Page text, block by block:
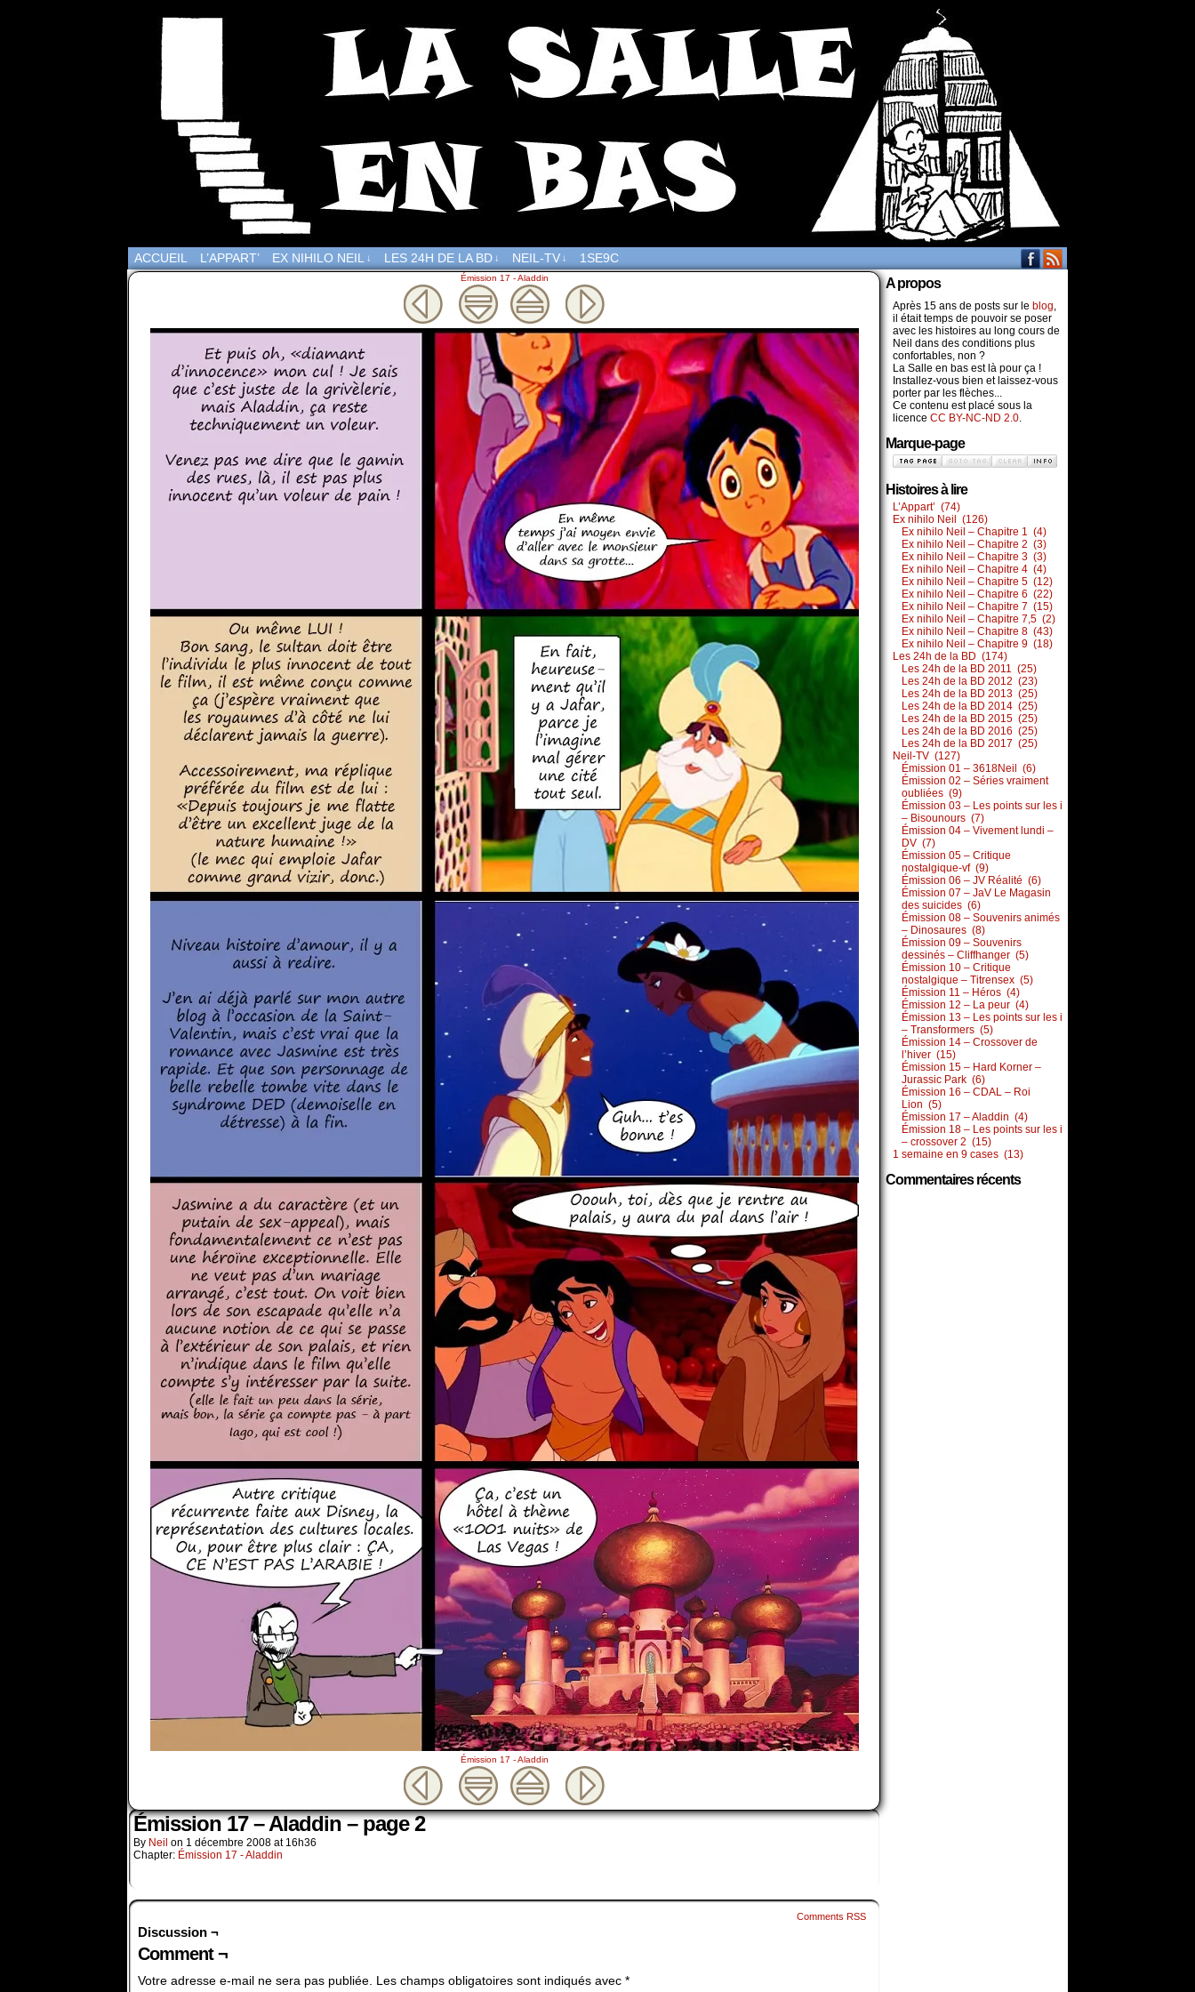
ACCUEIL L’APPART’ EX NIHILO NEIL ↓ LES 24H DE LA BD ↓ NEIL-TV ↓ 1SE9C
Émission 17 - Aladdin
Émission 17 - Aladdin
Émission 17 – Aladdin – page 2
By Neil on 1 décembre 2008 at 16h36
Chapter: Émission 17 - Aladdin
Comments RSS
Discussion ¬
Comment ¬
Votre adresse e-mail ne sera pas publiée. Les champs obligatoires sont indiqués avec *
A propos
Après 15 ans de posts sur le blog,
il était temps de pouvoir se poser
avec les histoires au long cours de
Neil dans des conditions plus
confortables, non ?
La Salle en bas est là pour ça !
Installez-vous bien et laissez-vous
porter par les flèches...
Ce contenu est placé sous la
licence CC BY-NC-ND 2.0.
Marque-page
Histoires à lire
L’Appart’ (74)
Ex nihilo Neil (126)
Ex nihilo Neil – Chapitre 1 (4)
Ex nihilo Neil – Chapitre 2 (3)
Ex nihilo Neil – Chapitre 3 (3)
Ex nihilo Neil – Chapitre 4 (4)
Ex nihilo Neil – Chapitre 5 (12)
Ex nihilo Neil – Chapitre 6 (22)
Ex nihilo Neil – Chapitre 7 (15)
Ex nihilo Neil – Chapitre 7,5 (2)
Ex nihilo Neil – Chapitre 8 (43)
Ex nihilo Neil – Chapitre 9 (18)
Les 24h de la BD (174)
Les 24h de la BD 2011 (25)
Les 24h de la BD 2012 (23)
Les 24h de la BD 2013 (25)
Les 24h de la BD 2014 (25)
Les 24h de la BD 2015 (25)
Les 24h de la BD 2016 (25)
Les 24h de la BD 2017 (25)
Neil-TV (127)
Émission 01 – 3618Neil (6)
Émission 02 – Séries vraiment
oubliées (9)
Émission 03 – Les points sur les i
– Bisounours (7)
Émission 04 – Vivement lundi –
DV (7)
Émission 05 – Critique
nostalgique-vf (9)
Émission 06 – JV Réalité (6)
Émission 07 – JaV Le Magasin
des suicides (6)
Émission 08 – Souvenirs animés
– Dinosaures (8)
Émission 09 – Souvenirs
dessinés – Cliffhanger (5)
Émission 10 – Critique
nostalgique – Titrensex (5)
Émission 11 – Héros (4)
Émission 12 – La peur (4)
Émission 13 – Les points sur les i
– Transformers (5)
Émission 14 – Crossover de
l’hiver (15)
Émission 15 – Hard Korner –
Jurassic Park (6)
Émission 16 – CDAL – Roi
Lion (5)
Émission 17 – Aladdin (4)
Émission 18 – Les points sur les i
– crossover 2 (15)
1 semaine en 9 cases (13)
Commentaires récents